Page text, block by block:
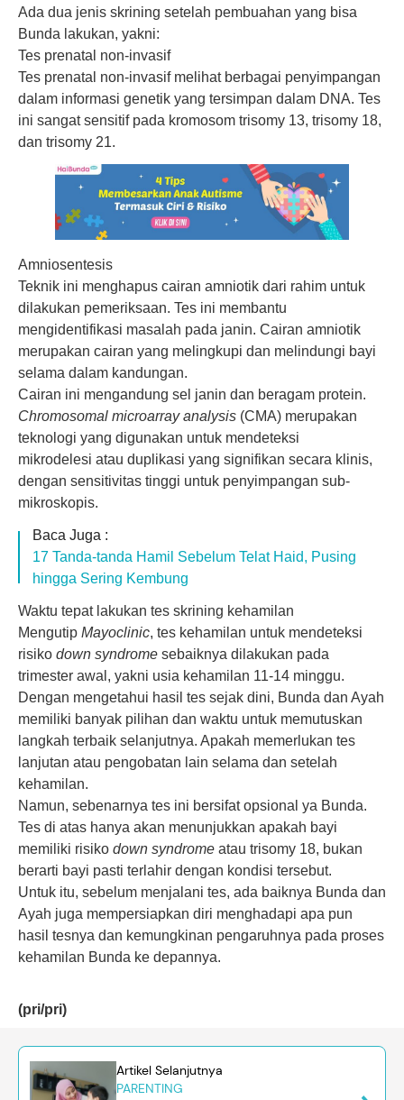
Ada dua jenis skrining setelah pembuahan yang bisa
Bunda lakukan, yakni:
Tes prenatal non-invasif
Tes prenatal non-invasif melihat berbagai penyimpangan
dalam informasi genetik yang tersimpan dalam DNA. Tes
ini sangat sensitif pada kromosom trisomy 13, trisomy 18,
dan trisomy 21.
Amniosentesis
Teknik ini menghapus cairan amniotik dari rahim untuk
dilakukan pemeriksaan. Tes ini membantu
mengidentifikasi masalah pada janin. Cairan amniotik
merupakan cairan yang melingkupi dan melindungi bayi
selama dalam kandungan.
Cairan ini mengandung sel janin dan beragam protein.
Chromosomal microarray analysis (CMA) merupakan
teknologi yang digunakan untuk mendeteksi
mikrodelesi atau duplikasi yang signifikan secara klinis,
dengan sensitivitas tinggi untuk penyimpangan sub-
mikroskopis.
Baca Juga :
17 Tanda-tanda Hamil Sebelum Telat Haid, Pusing
hingga Sering Kembung
Waktu tepat lakukan tes skrining kehamilan
Mengutip Mayoclinic, tes kehamilan untuk mendeteksi
risiko down syndrome sebaiknya dilakukan pada
trimester awal, yakni usia kehamilan 11-14 minggu.
Dengan mengetahui hasil tes sejak dini, Bunda dan Ayah
memiliki banyak pilihan dan waktu untuk memutuskan
langkah terbaik selanjutnya. Apakah memerlukan tes
lanjutan atau pengobatan lain selama dan setelah
kehamilan.
Namun, sebenarnya tes ini bersifat opsional ya Bunda.
Tes di atas hanya akan menunjukkan apakah bayi
memiliki risiko down syndrome atau trisomy 18, bukan
berarti bayi pasti terlahir dengan kondisi tersebut.
Untuk itu, sebelum menjalani tes, ada baiknya Bunda dan
Ayah juga mempersiapkan diri menghadapi apa pun
hasil tesnya dan kemungkinan pengaruhnya pada proses
kehamilan Bunda ke depannya.
(pri/pri)
Artikel Selanjutnya
PARENTING